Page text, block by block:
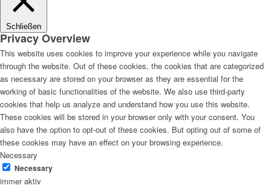
Schließen
Privacy Overview
This website uses cookies to improve your experience while you navigate
through the website. Out of these cookies, the cookies that are categorized
as necessary are stored on your browser as they are essential for the
working of basic functionalities of the website. We also use third-party
cookies that help us analyze and understand how you use this website.
These cookies will be stored in your browser only with your consent. You
also have the option to opt-out of these cookies. But opting out of some of
these cookies may have an effect on your browsing experience.
Necessary
Necessary
immer aktiv